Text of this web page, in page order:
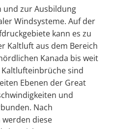
zur Ausbildung
Windsysteme. Auf der
kann es zu
Kaltluft aus dem Bereich
Kanada bis weit
sind
Ebenen der Great
und
Nach
diese